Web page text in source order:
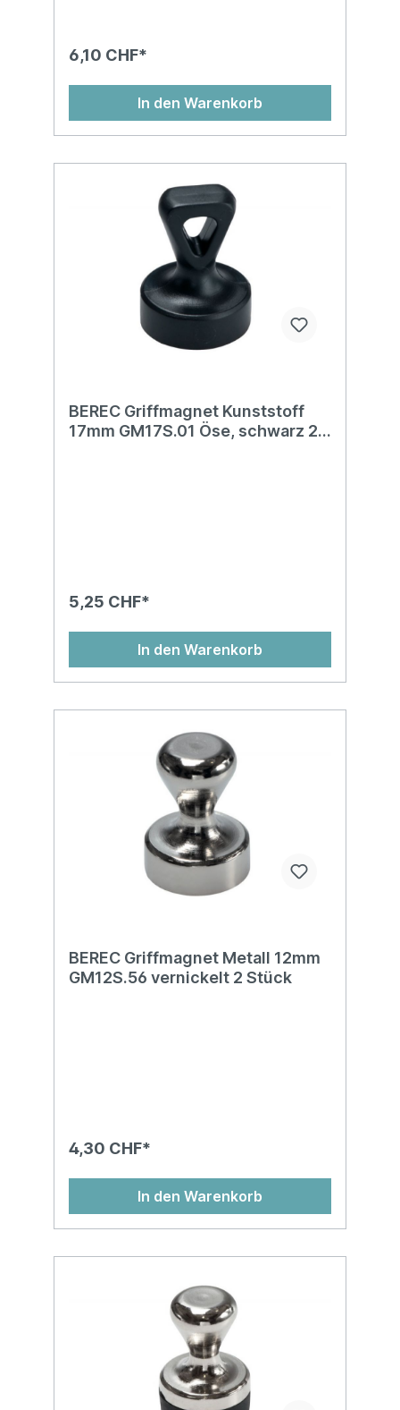
6,10 CHF*
In den Warenkorb
BEREC Griffmagnet Kunststoff
17mm GM17S.01 Öse, schwarz 2
5,25 CHF*
In den Warenkorb
BEREC Griffmagnet Metall 12mm
GM12S.56 vernickelt 2 Stück
4,30 CHF*
In den Warenkorb